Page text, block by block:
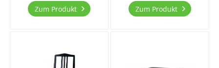
M10 Schraubdübel mit
Gestell fixiert stufenlos
Zum Produkt
wird in Europa aus
massivem Buchenholz
Zum Produkt